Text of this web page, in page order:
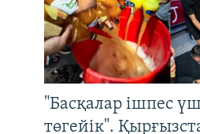
"Басқалар ішпес
төгейік".